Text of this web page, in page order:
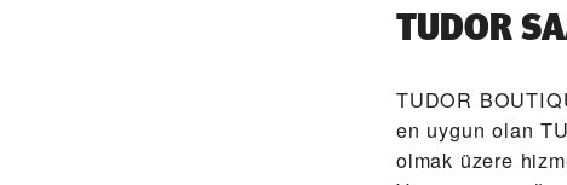
TUDOR
‭TUDOR
en uygun olan
olmak üzere